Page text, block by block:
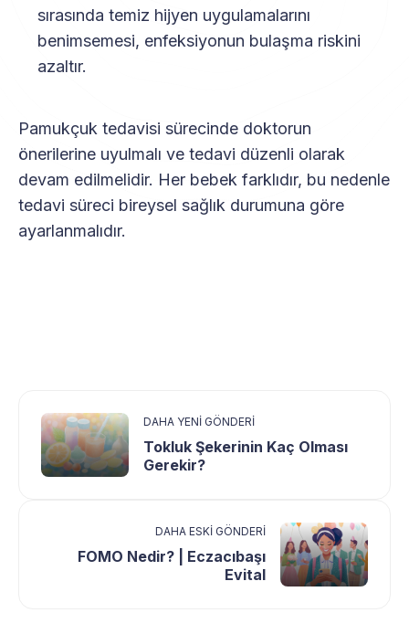
sırasında temiz hijyen uygulamalarını
benimsemesi, enfeksiyonun bulaşma riskini
azaltır.
Pamukçuk tedavisi sürecinde doktorun
önerilerine uyulmalı ve tedavi düzenli olarak
devam edilmelidir. Her bebek farklıdır, bu nedenle
tedavi süreci bireysel sağlık durumuna göre
ayarlanmalıdır.
DAHA YENI GÖNDERI
Tokluk Şekerinin Kaç Olması
Gerekir?
DAHA ESKI GÖNDERI
FOMO Nedir? | Eczacıbaşı
Evital